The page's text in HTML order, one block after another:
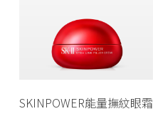
SKINPOWER能量撫紋眼霜